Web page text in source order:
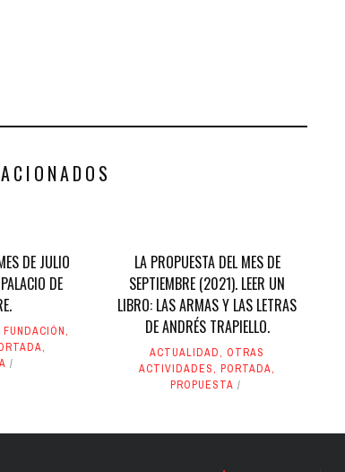
DE JULIO
DE
,
,
LA PROPUESTA DEL MES DE
SEPTIEMBRE (2021). LEER UN
LIBRO: LAS ARMAS Y LAS LETRAS
DE ANDRÉS TRAPIELLO.
ACTUALIDAD, OTRAS
ACTIVIDADES,PORTADA,
PROPUESTA